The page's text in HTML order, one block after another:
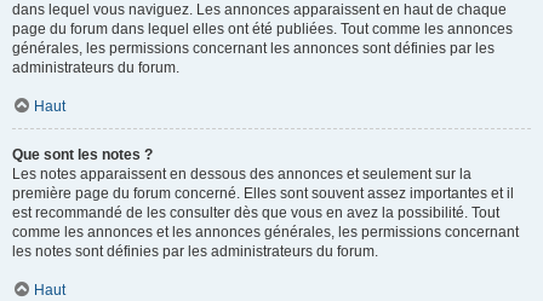
dans lequel vous naviguez. Les annonces apparaissent en haut de chaque
page du forum dans lequel elles ont été publiées. Tout comme les annonces
générales, les permissions concernant les annonces sont définies par les
administrateurs du forum.
Haut
Que sont les notes ?
Les notes apparaissent en dessous des annonces et seulement sur la
première page du forum concerné. Elles sont souvent assez importantes et il
est recommandé de les consulter dès que vous en avez la possibilité. Tout
comme les annonces et les annonces générales, les permissions concernant
les notes sont définies par les administrateurs du forum.
Haut